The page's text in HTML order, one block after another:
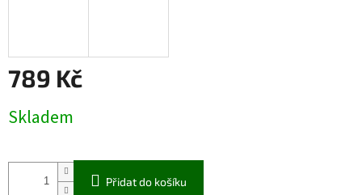
789 Kč
cena:
Skladem
Přidat do košíku